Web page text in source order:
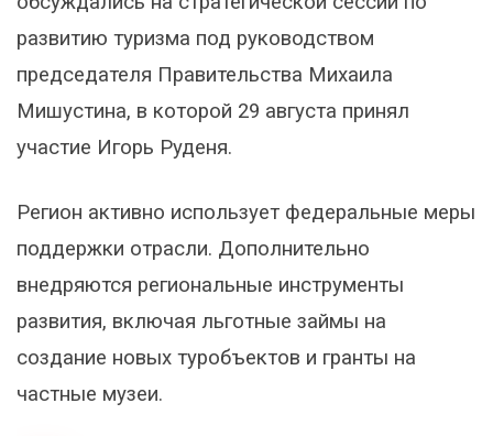
развитию туризма под руководством
председателя Правительства Михаила
Мишустина, в которой 29 августа принял
участие Игорь Руденя.
Регион активно использует федеральные меры
поддержки отрасли. Дополнительно
внедряются региональные инструменты
развития, включая льготные займы на
создание новых туробъектов и гранты на
частные музеи.